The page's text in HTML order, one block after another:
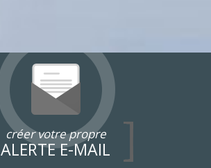
créer votre propre
ALERTE E-MAIL